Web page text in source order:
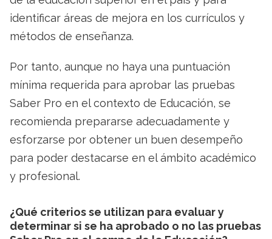
identificar áreas de mejora en los currículos y
métodos de enseñanza.
Por tanto, aunque no haya una puntuación
mínima requerida para aprobar las pruebas
Saber Pro en el contexto de Educación, se
recomienda prepararse adecuadamente y
esforzarse por obtener un buen desempeño
para poder destacarse en el ámbito académico
y profesional.
¿Qué criterios se utilizan para evaluar y
determinar si se ha aprobado o no las pruebas